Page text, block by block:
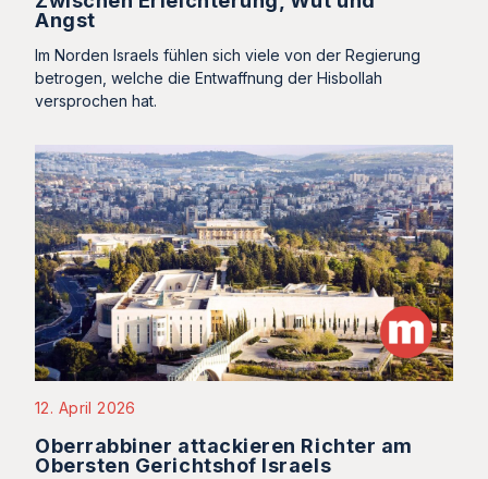
Angst
Im Norden Israels fühlen sich viele von der Regierung
betrogen, welche die Entwaffnung der Hisbollah
versprochen hat.
12. April 2026
Oberrabbiner attackieren Richter am
Obersten Gerichtshof Israels